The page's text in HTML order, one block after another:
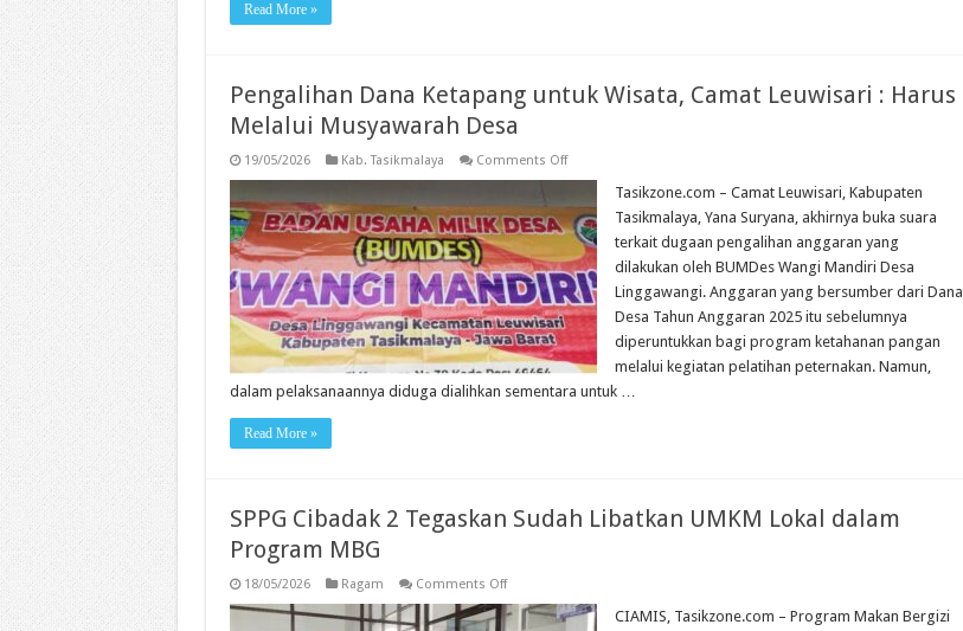
Read More »
Pengalihan Dana Ketapang untuk Wisata, Camat Leuwisari : Harus
Melalui Musyawarah Desa
19/05/2026 Kab. Tasikmalaya Comments Offon
Ketapang
untuk
Wisata,
Camat
Leuwisari
:
Harus
Melalui
Musyawarah
Desa
Tasikzone.com – Camat Leuwisari, Kabupaten
Tasikmalaya, Yana Suryana, akhirnya buka suara
terkait dugaan pengalihan anggaran yang
dilakukan oleh BUMDes Wangi Mandiri Desa
Linggawangi. Anggaran yang bersumber dari Dana
Desa Tahun Anggaran 2025 itu sebelumnya
diperuntukkan bagi program ketahanan pangan
melalui kegiatan pelatihan peternakan. Namun,
dalam pelaksanaannya diduga dialihkan sementara untuk …
Read More »
SPPG Cibadak 2 Tegaskan Sudah Libatkan UMKM Lokal dalam
Program MBG
18/05/2026 Ragam Comments Offon
Cibadak
CIAMIS, Tasikzone.com – Program Makan Bergizi